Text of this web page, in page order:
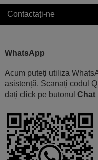
Contactați-ne
WhatsApp
Acum puteți utiliza
asistență. Scanați codul
dați click pe butonul Chat